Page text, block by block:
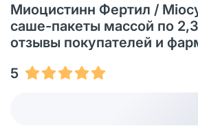
Миоцистинн Фертил /
саше-пакеты массой по
отзывы покупателей и
5